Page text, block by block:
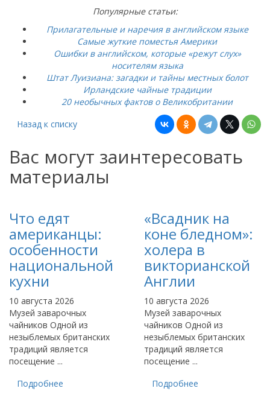
Популярные статьи:
Прилагательные и наречия в английском языке
Самые жуткие поместья Америки
Ошибки в английском, которые «режут слух»
носителям языка
Штат Луизиана: загадки и тайны местных болот
Ирландские чайные традиции
20 необычных фактов о Великобритании
Назад к списку
Вас могут заинтересовать
материалы
Что едят
американцы:
особенности
национальной
кухни
10 августа 2026
Музей заварочных
чайников Одной из
незыблемых британских
традиций является
посещение ...
Подробнее
«Всадник на
коне бледном»:
холера в
викторианской
Англии
10 августа 2026
Музей заварочных
чайников Одной из
незыблемых британских
традиций является
посещение ...
Подробнее